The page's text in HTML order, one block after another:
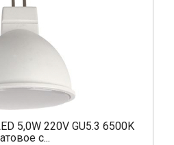
5,0W 220V GU5.3 6500K
с...